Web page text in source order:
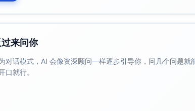
来问你
对话模式，AI 会像资深顾问一样逐步引导你，问几个问题就
口就行。